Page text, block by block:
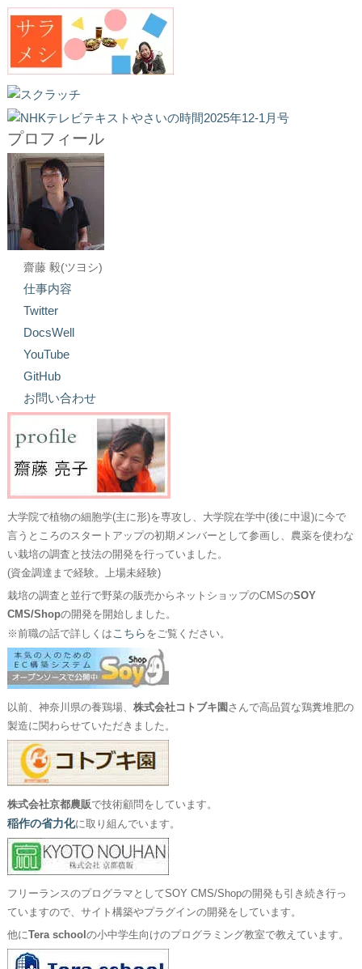
プロフィール
齋藤 毅(ツヨシ)
仕事内容
Twitter
DocsWell
YouTube
GitHub
お問い合わせ
大学院で植物の細胞学(主に形)を専攻し、大学院在学中(後に中退)に今で
言うところのスタートアップの初期メンバーとして参画し、農薬を使わな
い栽培の調査と技法の開発を行っていました。
(資金調達まで経験。上場未経験)
栽培の調査と並行で野菜の販売からネットショップのCMSのSOY
CMS/Shopの開発を開始しました。
※前職の話で詳しくは こちら をご覧ください。
以前、神奈川県の養鶏場、 株式会社コトブキ園 さんで高品質な鶏糞堆肥の
製造に関わらせていただきました。
株式会社京都農販で技術顧問をしています。
稲作の省力化に取り組んでいます。
フリーランスのプログラマとしてSOY CMS/Shopの開発も引き続き行っ
ていますので、サイト構築やプラグインの開発をしています。
他にTera school の小中学生向けのプログラミング教室で教えています。